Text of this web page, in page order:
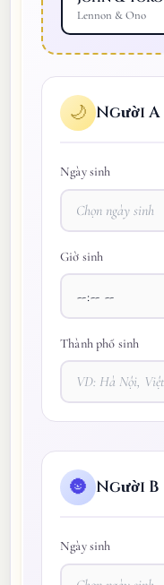
Lennon & Ono
🌙 Người A
Ngày sinh
Giờ sinh
Thành phố sinh
🌚 Người B
Ngày sinh